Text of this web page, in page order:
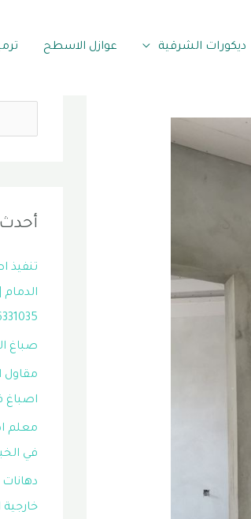
ديكورات الشرقية عوازل الاسطح
أحدث
تنفيذ
صباغ
مقاول
اصباغ في
معلم
في